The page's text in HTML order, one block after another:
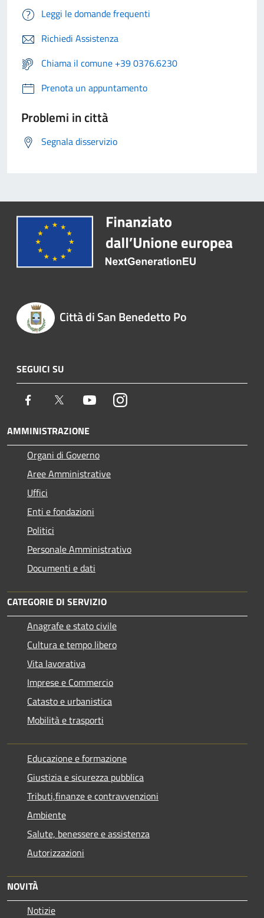
Leggi le domande frequenti
Richiedi Assistenza
Chiama il comune +39 0376.6230
Prenota un appuntamento
Problemi in città
Segnala disservizio
Città di San Benedetto Po
SEGUICI SU
Facebook Twitter YoutubeInstagram
AMMINISTRAZIONE
Organi di Governo
Aree Amministrative
Uffici
Enti e fondazioni
Politici
Personale Amministrativo
Documenti e dati
CATEGORIE DI SERVIZIO
Anagrafe e stato civile
Cultura e tempo libero
Vita lavorativa
Imprese e Commercio
Catasto e urbanistica
Mobilità e trasporti
Educazione e formazione
Giustizia e sicurezza pubblica
Tributi,finanze e contravvenzioni
Ambiente
Salute, benessere e assistenza
Autorizzazioni
NOVITÀ
Notizie